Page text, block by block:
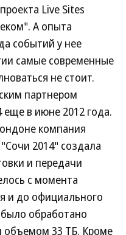
Live Sites
А опыта
событий у нее
самые современные
не стоит.
партнером
еще в июне 2012 года.
компания
2014" создала
и передачи
с момента
и до официального
обработано
объемом 33 ТБ. Кроме